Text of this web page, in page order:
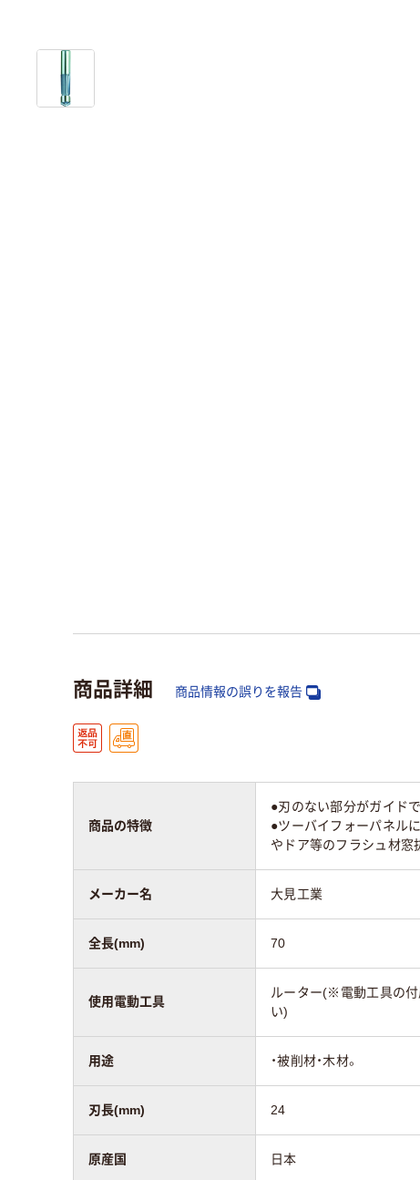
商品詳細 商品情報の誤りを報告
商品の特徴
●刃のない部分がガイド
●ツーバイフォーパネル
やドア等のフラシュ材窓
メーカー名 大見工業
全長(mm) 70
使用電動工具
ルーター(※電動工具の
い)
用途 ・被削材・木材。
刃長(mm) 24
原産国 日本